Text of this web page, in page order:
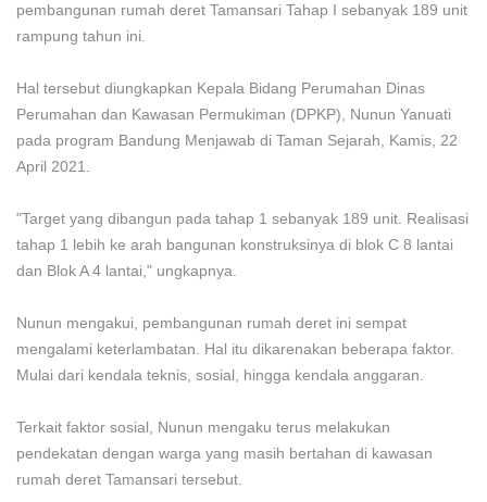
pembangunan rumah deret Tamansari Tahap I sebanyak 189 unit
rampung tahun ini.
Hal tersebut diungkapkan Kepala Bidang Perumahan Dinas
Perumahan dan Kawasan Permukiman (DPKP), Nunun Yanuati
pada program Bandung Menjawab di Taman Sejarah, Kamis, 22
April 2021.
"Target yang dibangun pada tahap 1 sebanyak 189 unit. Realisasi
tahap 1 lebih ke arah bangunan konstruksinya di blok C 8 lantai
dan Blok A 4 lantai," ungkapnya.
Nunun mengakui, pembangunan rumah deret ini sempat
mengalami keterlambatan. Hal itu dikarenakan beberapa faktor.
Mulai dari kendala teknis, sosial, hingga kendala anggaran.
Terkait faktor sosial, Nunun mengaku terus melakukan
pendekatan dengan warga yang masih bertahan di kawasan
rumah deret Tamansari tersebut.